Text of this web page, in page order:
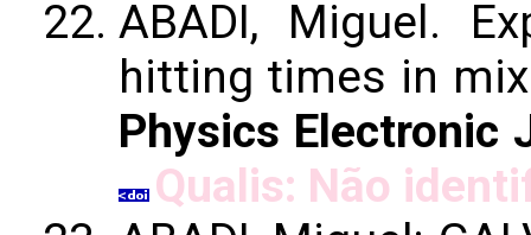
ABADI, Miguel.
hitting times in
Physics Electronic
Qualis: Não